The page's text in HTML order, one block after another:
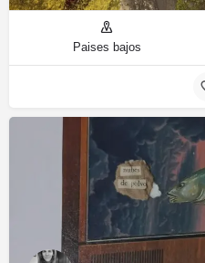
Paises bajos